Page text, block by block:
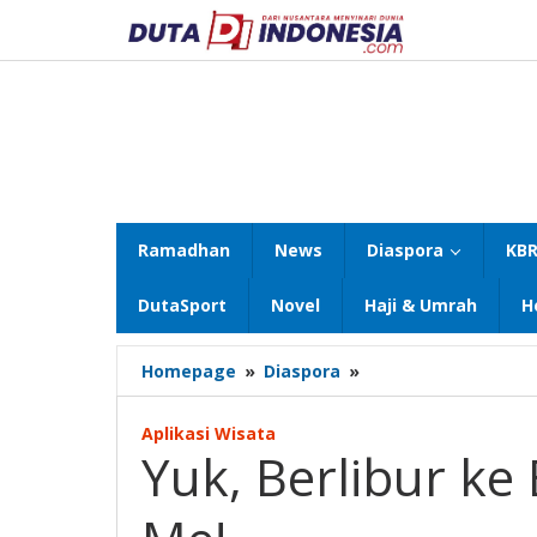
konten
Ramadhan News Diaspora
DutaSport Novel Haji & Umrah
Homepage » Diaspora »
Berlibur
dengan
Tour
Aplikasi Wisata
Yuk, Berlibur ke